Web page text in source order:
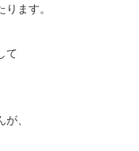
ます。
て
、